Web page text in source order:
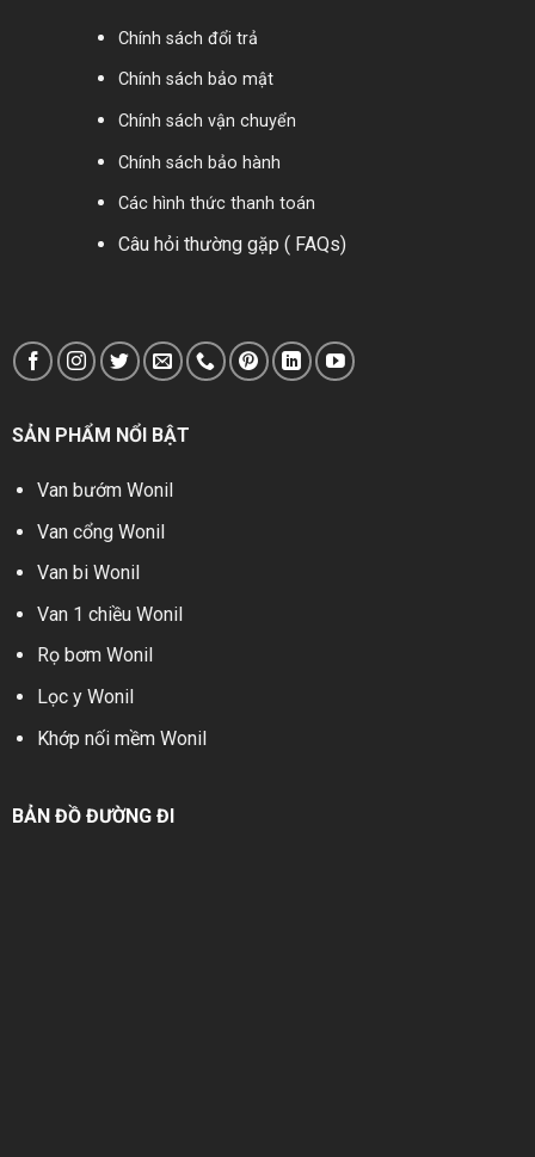
Chính sách đổi trả
Chính sách bảo mật
Chính sách vận chuyển
Chính sách bảo hành
Các hình thức thanh toán
Câu hỏi thường gặp ( FAQs)
SẢN PHẨM NỔI BẬT
Van bướm Wonil
Van cổng Wonil
Van bi Wonil
Van 1 chiều Wonil
Rọ bơm Wonil
Lọc y Wonil
Khớp nối mềm Wonil
BẢN ĐỒ ĐƯỜNG ĐI